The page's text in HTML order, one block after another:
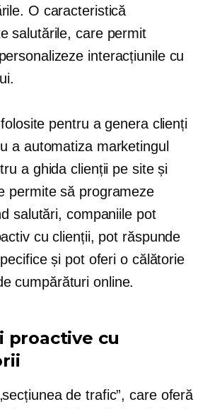
O caracteristică
salutările, care permit
interacțiunile cu
pentru a genera clienți
a automatiza marketingul
a ghida clienții pe site și
permite să programeze
salutări, companiile pot
cu clienții, pot răspunde
și pot oferi o călătorie
cumpărături online.
proactive cu
de trafic”, care oferă